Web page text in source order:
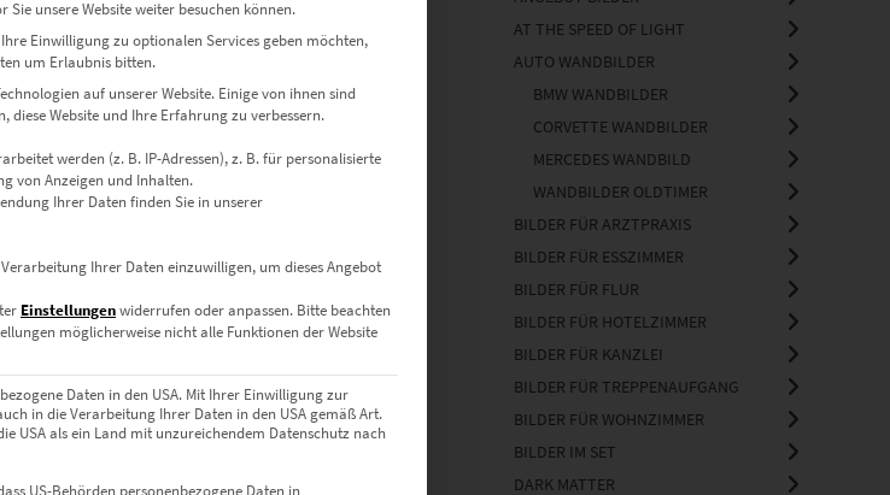
€ 26,90–€749,00
Enthält 19% Mwst.
AT THE SPEED OF LIGHT
AUTO WANDBILDER
BMW WANDBILDER
CORVETTE WANDBILDER
MERCEDES WANDBILD
WANDBILDER OLDTIMER
BILDER FÜR ARZTPRAXIS
BILDER FÜR ESSZIMMER
BILDER FÜR FLUR
BILDER FÜR HOTELZIMMER
BILDER FÜR KANZLEI
BILDER FÜR TREPPENAUFGANG
BILDER FÜR WOHNZIMMER
BILDER IM SET
DARK MATTER
unsere Website weiter besuchen können.
Einwilligung zu optionalen Services geben möchten,
um Erlaubnis bitten.
auf unserer Website. Einige von ihnen sind
diese Website und Ihre Erfahrung zu verbessern.
werden (z. B. IP-Adressen), z. B. für personalisierte
von Anzeigen und Inhalten.
Ihrer Daten finden Sie in unserer
Ihrer Daten einzuwilligen, um dieses Angebot
Einstellungenwiderrufen oder anpassen. Bitte beachten
möglicherweise nicht alle Funktionen der Website
Daten in den USA. Mit Ihrer Einwilligung zur
in die Verarbeitung Ihrer Daten in den USA gemäß Art.
USA als ein Land mit unzureichendem Datenschutz nach
US-Behörden personenbezogene Daten in